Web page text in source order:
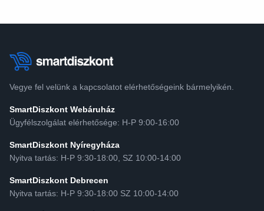
Vegye fel velünk a kapcsolatot elérhetőségeink bármelyikén.
SmartDiszkont Webáruház
Ügyfélszolgálat elérhetősége: H-P 9:00-16:00
SmartDiszkont Nyíregyháza
Nyitva tartás: H-P 9:30-18:00, SZ 10:00-14:00
SmartDiszkont Debrecen
Nyitva tartás: H-P 9:30-18:00 SZ 10:00-14:00